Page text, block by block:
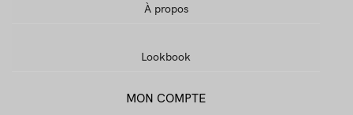
À propos
Lookbook
MON COMPTE